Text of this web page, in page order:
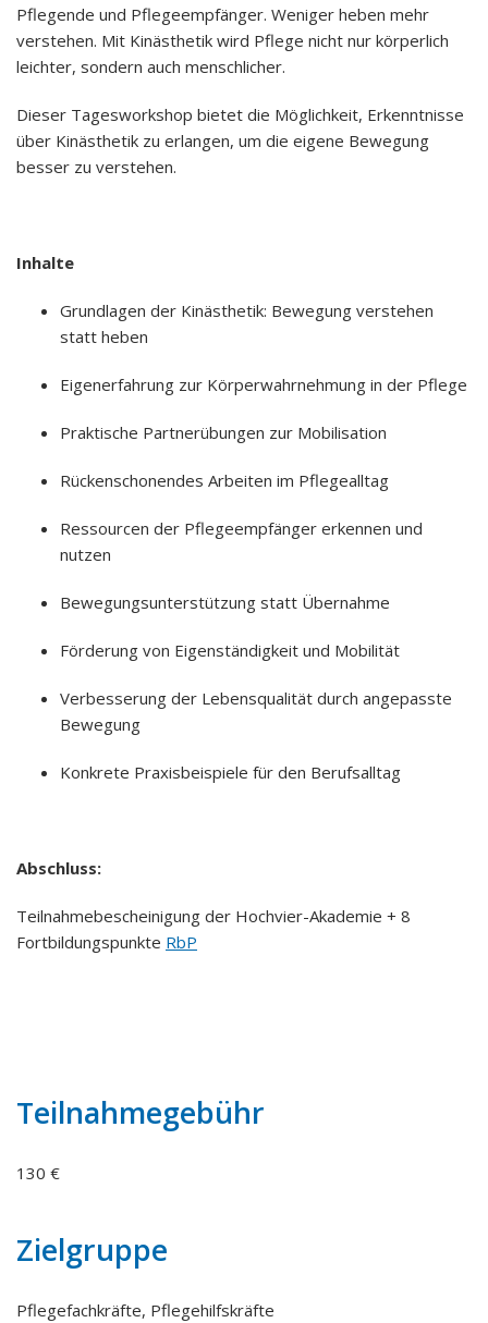
Pflegende und Pflegeempfänger. Weniger heben mehr
verstehen. Mit Kinästhetik wird Pflege nicht nur körperlich
leichter, sondern auch menschlicher.
Dieser Tagesworkshop bietet die Möglichkeit, Erkenntnisse
über Kinästhetik zu erlangen, um die eigene Bewegung
besser zu verstehen.
Inhalte
Grundlagen der Kinästhetik: Bewegung verstehen
statt heben
Eigenerfahrung zur Körperwahrnehmung in der Pflege
Praktische Partnerübungen zur Mobilisation
Rückenschonendes Arbeiten im Pflegealltag
Ressourcen der Pflegeempfänger erkennen und
nutzen
Bewegungsunterstützung statt Übernahme
Förderung von Eigenständigkeit und Mobilität
Verbesserung der Lebensqualität durch angepasste
Bewegung
Konkrete Praxisbeispiele für den Berufsalltag
Abschluss:
Teilnahmebescheinigung der Hochvier-Akademie + 8
Fortbildungspunkte RbP
Teilnahmegebühr
130 €
Zielgruppe
Pflegefachkräfte, Pflegehilfskräfte